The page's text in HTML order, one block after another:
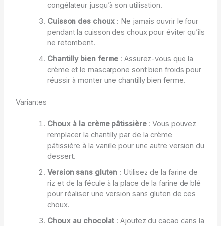
congélateur jusqu’à son utilisation.
Cuisson des choux: Ne jamais ouvrir le four
pendant la cuisson des choux pour éviter qu’ils
ne retombent.
Chantilly bien ferme: Assurez-vous que la
crème et le mascarpone sont bien froids pour
réussir à monter une chantilly bien ferme.
Variantes
Choux à la crème pâtissière: Vous pouvez
remplacer la chantilly par de la crème
pâtissière à la vanille pour une autre version du
dessert.
Version sans gluten: Utilisez de la farine de
riz et de la fécule à la place de la farine de blé
pour réaliser une version sans gluten de ces
choux.
Choux au chocolat: Ajoutez du cacao dans la